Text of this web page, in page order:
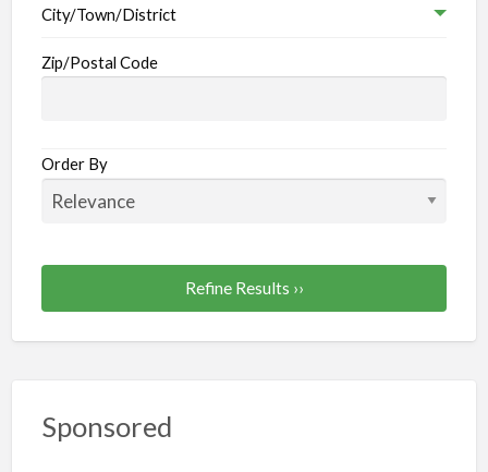
City/Town/District
Zip/Postal Code
Order By
Refine Results ››
Sponsored